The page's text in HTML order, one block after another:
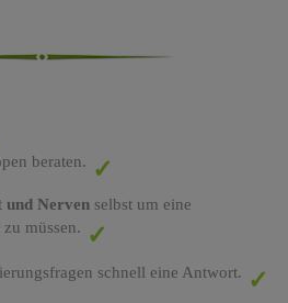
beraten.
und Nervenselbst um eine
müssen.
schnell eine Antwort.